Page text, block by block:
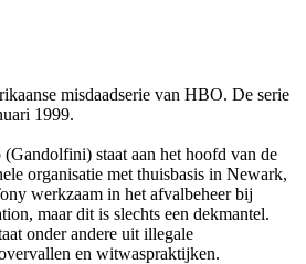
misdaadserie van HBO. De serie
1999.
staat aan het hoofd van de
organisatie met thuisbasis in Newark,
werkzaam in het afvalbeheer bij
maar dit is slechts een dekmantel.
onder andere uit illegale
en witwaspraktijken.